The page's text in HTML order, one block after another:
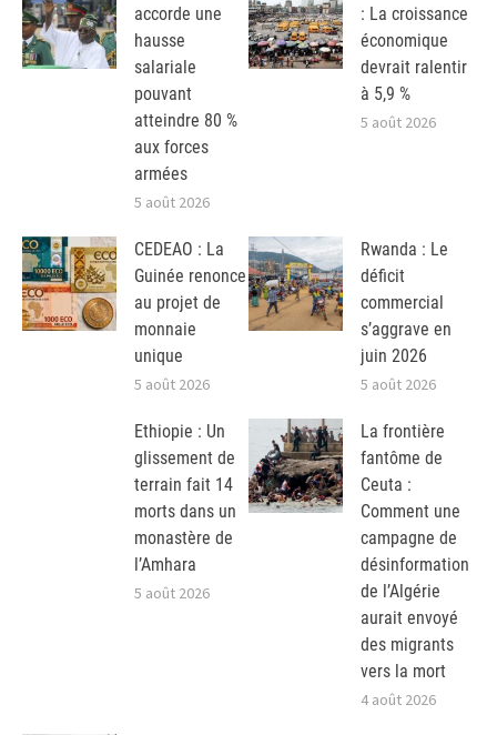
accorde une
hausse
salariale
pouvant
atteindre 80 %
aux forces
armées
5 août 2026
: La croissance
économique
devrait ralentir
à 5,9 %
5 août 2026
CEDEAO : La
Guinée renonce
au projet de
monnaie
unique
5 août 2026
Rwanda : Le
déficit
commercial
s’aggrave en
juin 2026
5 août 2026
Ethiopie : Un
glissement de
terrain fait 14
morts dans un
monastère de
l’Amhara
5 août 2026
La frontière
fantôme de
Ceuta :
Comment une
campagne de
désinformation
de l’Algérie
aurait envoyé
des migrants
vers la mort
4 août 2026